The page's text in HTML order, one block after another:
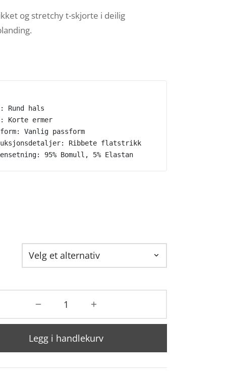
kr 259,95.kr 129,95.
og stretchy t-skjorte i deilig
Rund hals
Korte ermer
Vanlig passform
Ribbete flatstrikk
95% Bomull, 5% Elastan
Legg i handlekurv